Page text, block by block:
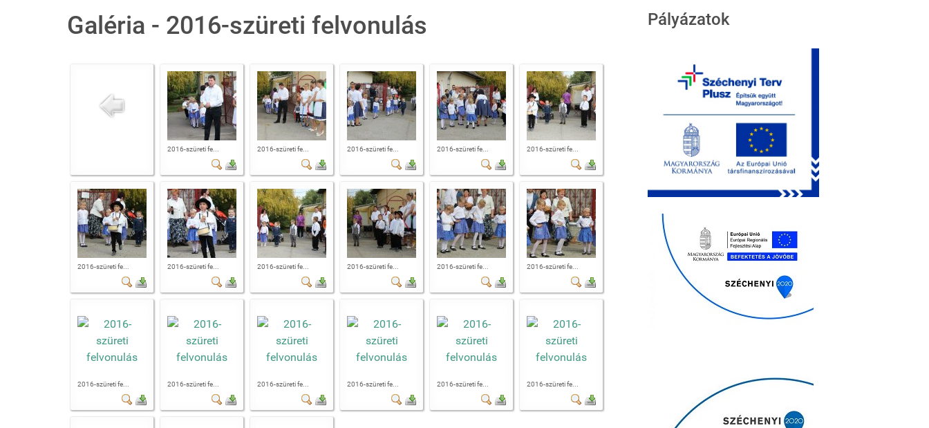
Galéria - 2016-szüreti felvonulás
2016-szüreti fe... 2016-szüreti fe... 2016-szüreti fe... 2016-szüreti fe... 2016-szüreti fe...
2016-szüreti fe... 2016-szüreti fe... 2016-szüreti fe... 2016-szüreti fe... 2016-szüreti fe... 2016-szüreti fe...
2016-szüreti fe... 2016-szüreti fe... 2016-szüreti fe... 2016-szüreti fe... 2016-szüreti fe... 2016-szüreti fe...
Pályázatok